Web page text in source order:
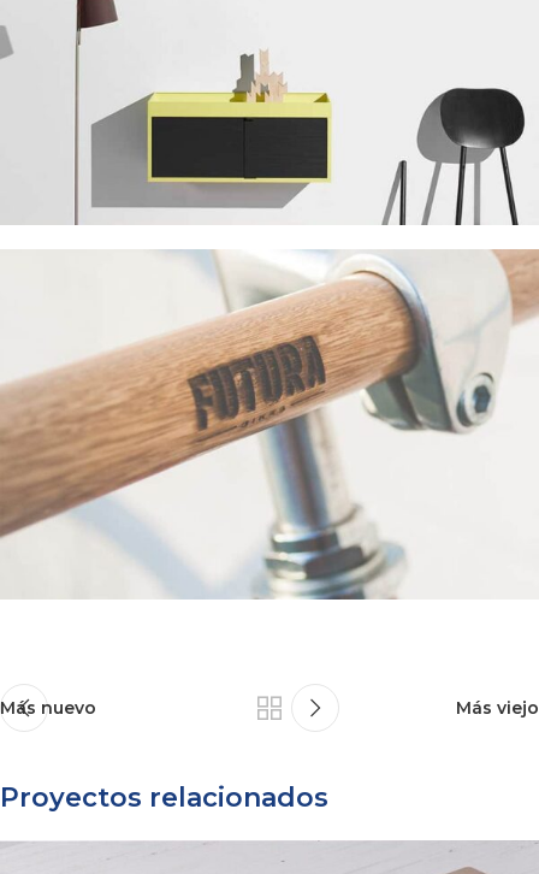
Más nuevo Más viejo
Proyectos relacionados